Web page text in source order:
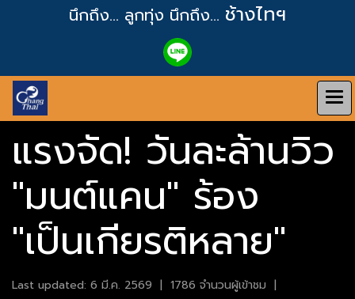
นึกถึง... ลูกทุ่ง นึกถึง... ช้างไทฯ
แรงจัด! วันละล้านวิว
"มนต์แคน" ร้อง
"เป็นเกียรติหลาย"
Last updated: 6 มี.ค. 2569 | 1786 จำนวนผู้เข้าชม |